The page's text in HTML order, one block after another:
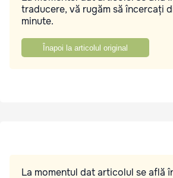
traducere, vă rugăm să încercați
minute.
Înapoi la articolul original
La momentul dat articolul se află